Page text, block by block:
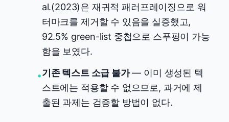
al.(2023)은 재귀적 패러프레이징으로 워
터마크를 제거할 수 있음을 실증했고,
92.5% green-list 중첩으로 스푸핑이 가능
함을 보였다.
•기존 텍스트 소급 불가— 이미 생성된 텍
스트에는 적용할 수 없으므로, 과거에 제
출된 과제는 검증할 방법이 없다.